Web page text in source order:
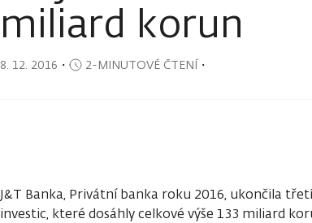
miliard korun
8. 12. 2016 ・ 2-MINUTOVÉ ČTENÍ・
J&T Banka, Privátní banka roku 2016, ukončila
investic, které dosáhly celkové výše 133 miliard